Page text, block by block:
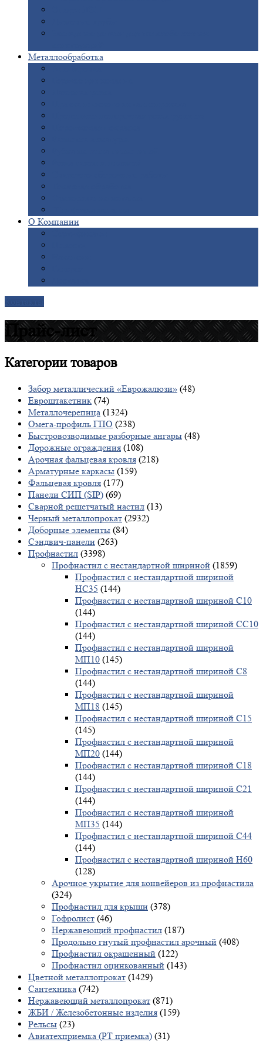
Металлообработка
О Компании
Прайс-лист
Категориитоваров
Забор металлический «Еврожалюзи» (48)
Евроштакетник (74)
Металлочерепица (1324)
Омега-профиль ГПО (238)
Быстровозводимые разборные ангары (48)
Дорожные ограждения (108)
Арочная фальцевая кровля (218)
Арматурные каркасы (159)
Фальцевая кровля (177)
Панели СИП (SIP) (69)
Сварной решетчатый настил (13)
Черный металлопрокат (2932)
Доборные элементы (84)
Сэндвич-панели (263)
Профнастил (3398)
Профнастил с нестандартной шириной (1859)
Профнастил с нестандартной шириной
НС35 (144)
Профнастил с нестандартной шириной С10
(144)
Профнастил с нестандартной шириной СС10
(144)
Профнастил с нестандартной шириной
МП10 (145)
Профнастил с нестандартной шириной С8
(144)
Профнастил с нестандартной шириной
МП18 (145)
Профнастил с нестандартной шириной С15
(145)
Профнастил с нестандартной шириной
МП20 (144)
Профнастил с нестандартной шириной С18
(144)
Профнастил с нестандартной шириной С21
(144)
Профнастил с нестандартной шириной
МП35 (144)
Профнастил с нестандартной шириной С44
(144)
Профнастил с нестандартной шириной Н60
(128)
Арочное укрытие для конвейеров из профнастила
(324)
Профнастил для крыши (378)
Гофролист (46)
Нержавеющий профнастил (187)
Продольно гнутый профнастил арочный (408)
Профнастил окрашенный (122)
Профнастил оцинкованный (143)
Цветной металлопрокат (1429)
Сантехника (742)
Нержавеющий металлопрокат (871)
ЖБИ / Железобетонные изделия (159)
Рельсы (23)
Авиатехприемка (РТ приемка) (31)